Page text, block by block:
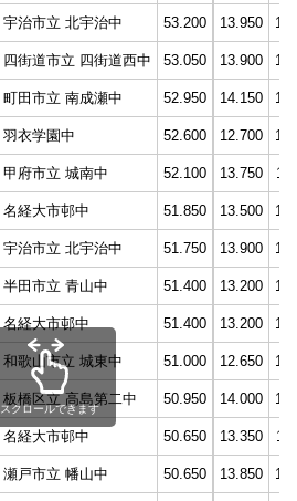
宇治市立 北宇治中 53.200 13.950
四街道市立 四街道西中 53.050 13.900
町田市立 南成瀬中 52.950 14.150
羽衣学園中 52.600 12.700
甲府市立 城南中 52.100 13.750
名経大市邨中 51.850 13.500
宇治市立 北宇治中 51.750 13.900
半田市立 青山中 51.400 13.200
名経大市邨中 51.400 13.200
和歌山市立 城東中 51.000 12.650
板橋区立 高島第二中 50.950 14.000
名経大市邨中 50.650 13.350
瀬戸市立 幡山中 50.650 13.850
スクロールできます